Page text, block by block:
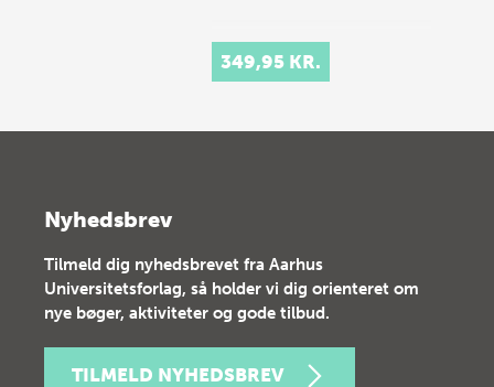
349,95 KR.
Nyhedsbrev
Tilmeld dig nyhedsbrevet fra Aarhus
Universitetsforlag, så holder vi dig orienteret om
nye bøger, aktiviteter og gode tilbud.
TILMELD NYHEDSBREV